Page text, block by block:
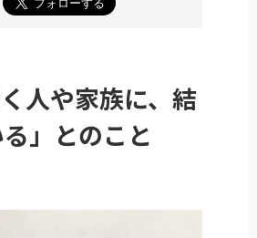
人や家族に、結
」とのこと